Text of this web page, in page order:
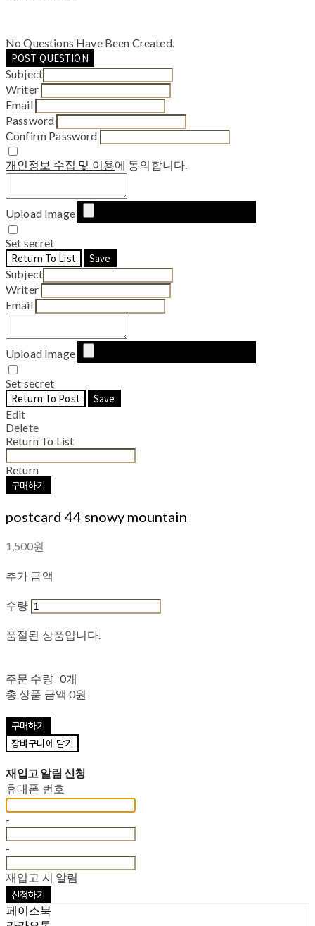
No Questions Have Been Created.
POST QUESTION
Subject
Writer
Email
Password
Confirm Password
개인정보 수집 및 이용에 동의합니다.
Upload Image
Set secret
Return To List
Save
Subject
Writer
Email
Upload Image
Set secret
Return To Post
Save
Edit
Delete
Return To List
Return
구매하기
postcard 44 snowy mountain
1,500원
추가 금액
수량
품절된 상품입니다.
주문 수량 0개
총 상품 금액 0원
구매하기
장바구니에 담기
재입고 알림 신청
휴대폰 번호
-
-
재입고 시 알림
신청하기
페이스북